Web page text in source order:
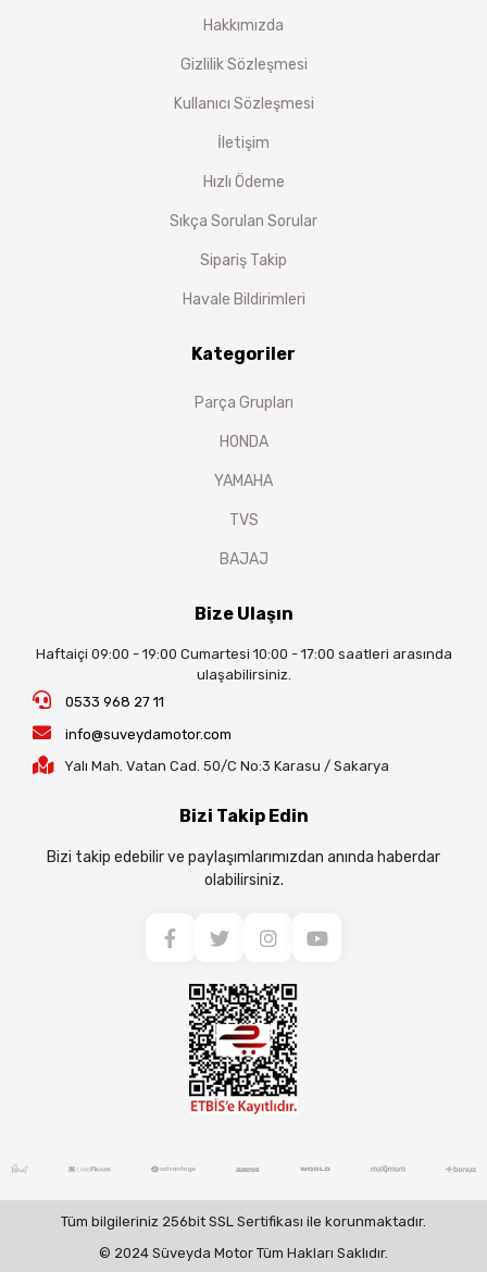
Hakkımızda
Gizlilik Sözleşmesi
Kullanıcı Sözleşmesi
İletişim
Hızlı Ödeme
Sıkça Sorulan Sorular
Sipariş Takip
Havale Bildirimleri
Kategoriler
Parça Grupları
HONDA
YAMAHA
TVS
BAJAJ
Bize Ulaşın
Haftaiçi 09:00 - 19:00 Cumartesi 10:00 - 17:00 saatleri arasında
ulaşabilirsiniz.
0533 968 27 11
info@suveydamotor.com
Yalı Mah. Vatan Cad. 50/C No:3 Karasu / Sakarya
Bizi Takip Edin
Bizi takip edebilir ve paylaşımlarımızdan anında haberdar
olabilirsiniz.
Tüm bilgileriniz 256bit SSL Sertifikası ile korunmaktadır.
© 2024 Süveyda Motor Tüm Hakları Saklıdır.